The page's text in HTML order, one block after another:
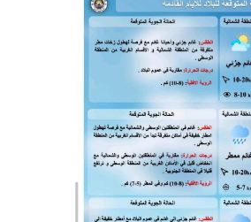
المرحلة الابتدائية
المرحلة المتوسطة
المرحلة الاعدادية
كتب مدرسية
المرحلة الابتدائية